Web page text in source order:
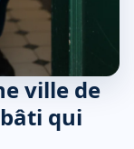
ville de
qui